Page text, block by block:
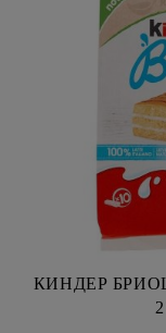
КИНДЕР